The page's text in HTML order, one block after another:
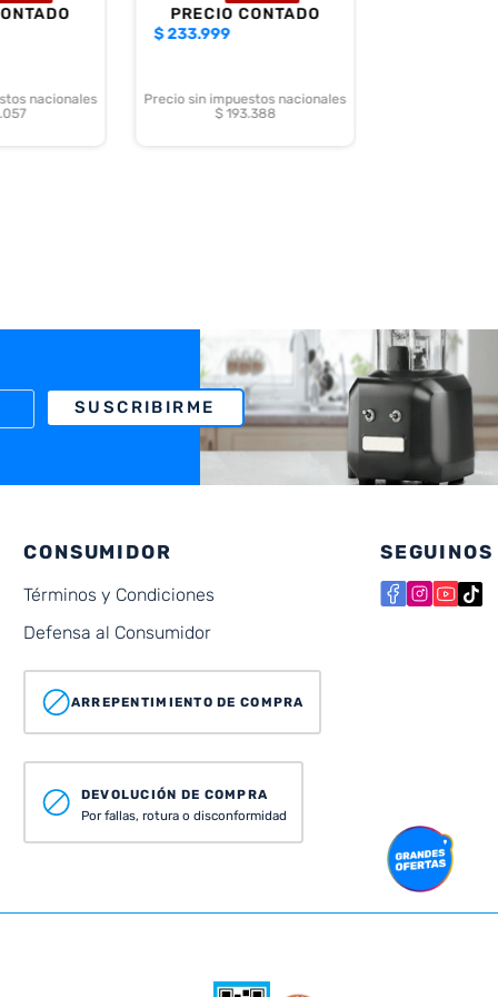
nacionales
PRECIO CONTADO
$233.999
Precio sin impuestos nacionales
$ 193.388
SUSCRIBIRME
CONSUMIDOR
Términos y Condiciones
Defensa al Consumidor
ARREPENTIMIENTO DE COMPRA
DEVOLUCIÓN DE COMPRA
Por fallas, rotura o disconformidad
SEGUINOS